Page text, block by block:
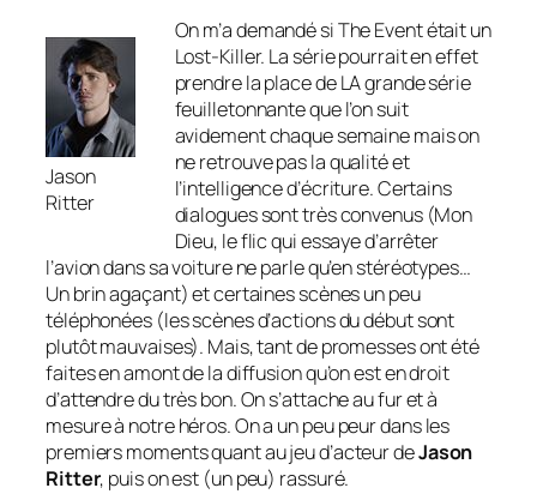
Jason
Ritter
On m’a demandé si The Event était un
Lost-Killer. La série pourrait en effet
prendre la place de LA grande série
feuilletonnante que l’on suit
avidement chaque semaine mais on
ne retrouve pas la qualité et
l’intelligence d’écriture. Certains
dialogues sont très convenus (Mon
Dieu, le flic qui essaye d’arrêter
l’avion dans sa voiture ne parle qu’en stéréotypes…
Un brin agaçant) et certaines scènes un peu
téléphonées (les scènes d’actions du début sont
plutôt mauvaises). Mais, tant de promesses ont été
faites en amont de la diffusion qu’on est en droit
d’attendre du très bon. On s’attache au fur et à
mesure à notre héros. On a un peu peur dans les
premiers moments quant au jeu d’acteur deJason
Ritter, puis on est (un peu) rassuré.